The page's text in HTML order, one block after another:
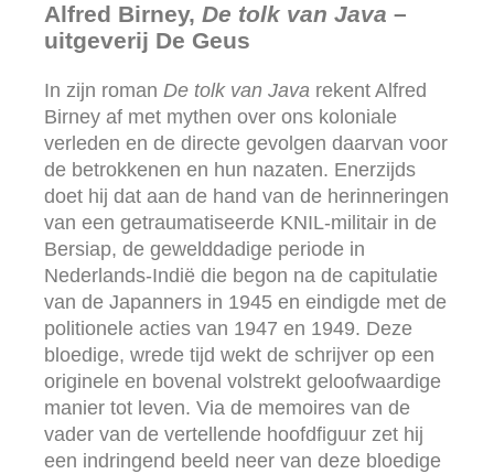
Alfred Birney, De tolk van Java –
uitgeverij De Geus
In zijn roman De tolk van Java rekent Alfred
Birney af met mythen over ons koloniale
verleden en de directe gevolgen daarvan voor
de betrokkenen en hun nazaten. Enerzijds
doet hij dat aan de hand van de herinneringen
van een getraumatiseerde KNIL-militair in de
Bersiap, de gewelddadige periode in
Nederlands-Indië die begon na de capitulatie
van de Japanners in 1945 en eindigde met de
politionele acties van 1947 en 1949. Deze
bloedige, wrede tijd wekt de schrijver op een
originele en bovenal volstrekt geloofwaardige
manier tot leven. Via de memoires van de
vader van de vertellende hoofdfiguur zet hij
een indringend beeld neer van deze bloedige